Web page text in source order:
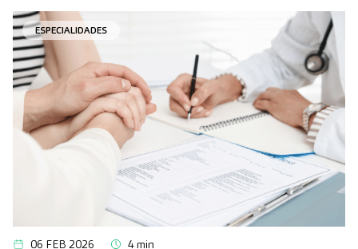
los síntomas a tiempo y vas al médico, las posibilidades
de recuperarse son mucho mayores.
ESPECIALIDADES
06 FEB 2026 4 min